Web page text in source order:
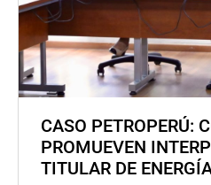
CASO PETROPERÚ:
PROMUEVEN
TITULAR DE